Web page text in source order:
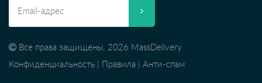
Все права защищены. 2026 MassDelivery
Конфиденциальность
Правила Анти-спам